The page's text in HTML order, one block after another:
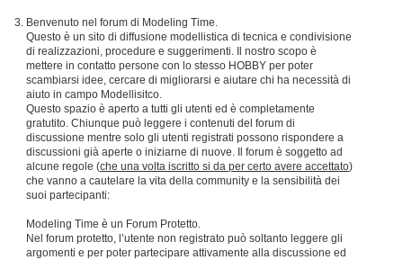
Benvenuto nel forum di Modeling Time.
Questo è un sito di diffusione modellistica di tecnica e condivisione
di realizzazioni, procedure e suggerimenti. Il nostro scopo è
mettere in contatto persone con lo stesso HOBBY per poter
scambiarsi idee, cercare di migliorarsi e aiutare chi ha necessità di
aiuto in campo Modellisitco.
Questo spazio è aperto a tutti gli utenti ed è completamente
gratutito. Chiunque può leggere i contenuti del forum di
discussione mentre solo gli utenti registrati possono rispondere a
discussioni già aperte o iniziarne di nuove. Il forum è soggetto ad
alcune regole (che una volta iscritto si da per certo avere accettato)
che vanno a cautelare la vita della community e la sensibilità dei
suoi partecipanti:
Modeling Time è un Forum Protetto.
Nel forum protetto, l’utente non registrato può soltanto leggere gli
argomenti e per poter partecipare attivamente alla discussione ed